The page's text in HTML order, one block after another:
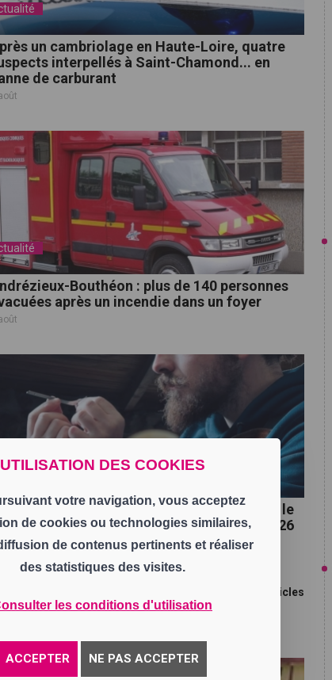
UTILISATION DES COOKIES
votre navigation, vous acceptez
de cookies ou technologies similaires,
de contenus pertinents et réaliser
des statistiques des visites.
les conditions d'utilisation
ACCEPTER NE PAS ACCEPTER
un cambriolage en Haute-Loire, quatre
interpellés à Saint-Chamond... en
de carburant
Bouthéon : plus de 140 personnes
après un incendie dans un foyer
artisan coutelier de la Loire représentera le
au Salon du Made in France 2026
retrouvez tous nos articles